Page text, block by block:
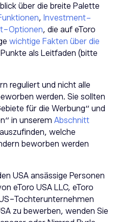
über die breite Palette
, Investment-
Optionen, die auf eToro
wichtige Fakten über die
als Leitfaden (bitte
reguliert und nicht alle
werden. Sie sollten
für die Werbung“ und
in unserem Abschnitt
welche
beworben werden
USA ansässige Personen
eToro USA LLC, eToro
Tochterunternehmen
zu bewerben, wenden Sie